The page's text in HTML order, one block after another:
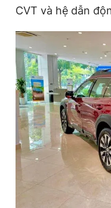
CVT và hệ dẫn